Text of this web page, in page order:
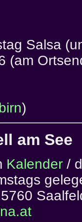
Salsa
(am
)
am See
Kalender/